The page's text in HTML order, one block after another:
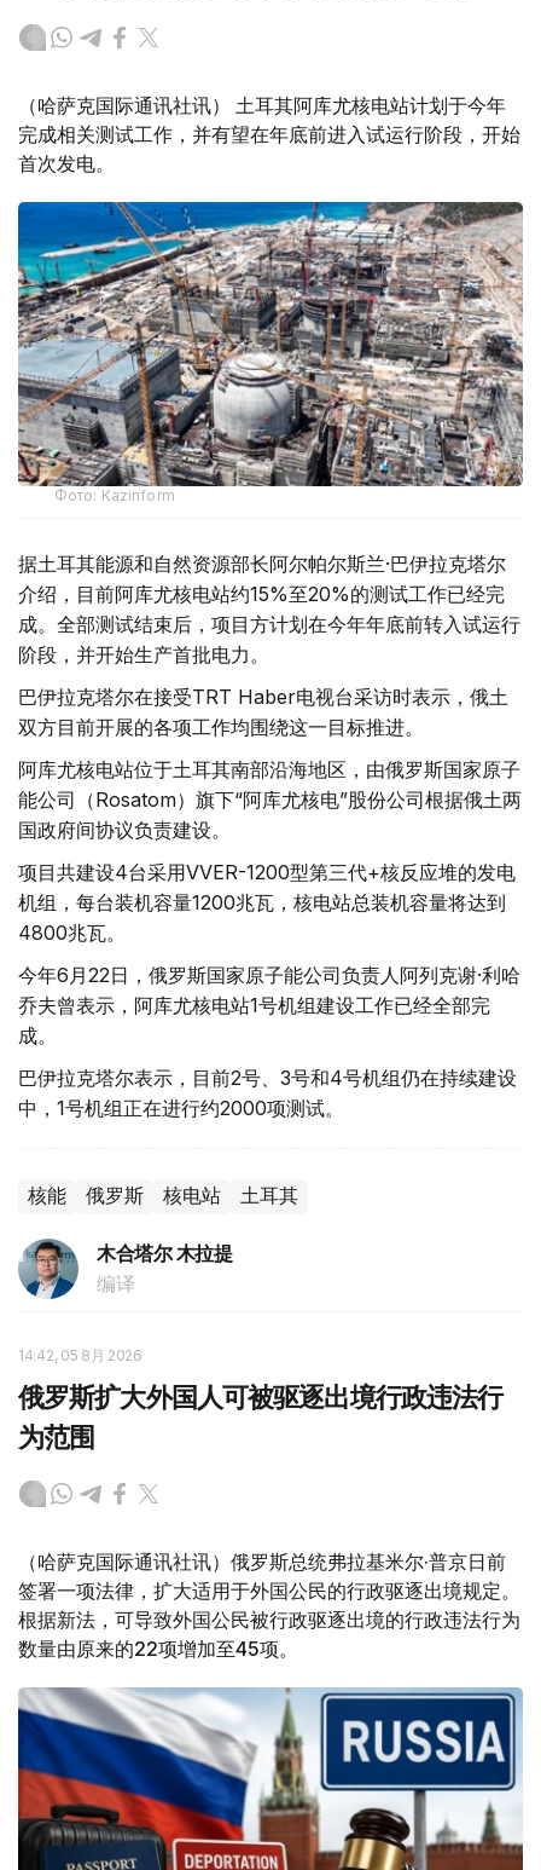
（哈萨克国际通讯社讯） 土耳其阿库尤核电站计划于今年
完成相关测试工作，并有望在年底前进入试运行阶段，开始
首次发电。
Фото: Kazinform
据土耳其能源和自然资源部长阿尔帕尔斯兰·巴伊拉克塔尔
介绍，目前阿库尤核电站约15%至20%的测试工作已经完
成。全部测试结束后，项目方计划在今年年底前转入试运行
阶段，并开始生产首批电力。
巴伊拉克塔尔在接受TRT Haber电视台采访时表示，俄土
双方目前开展的各项工作均围绕这一目标推进。
阿库尤核电站位于土耳其南部沿海地区，由俄罗斯国家原子
能公司（Rosatom）旗下“阿库尤核电”股份公司根据俄土两
国政府间协议负责建设。
项目共建设4台采用VVER-1200型第三代+核反应堆的发电
机组，每台装机容量1200兆瓦，核电站总装机容量将达到
4800兆瓦。
今年6月22日，俄罗斯国家原子能公司负责人阿列克谢·利哈
乔夫曾表示，阿库尤核电站1号机组建设工作已经全部完
成。
巴伊拉克塔尔表示，目前2号、3号和4号机组仍在持续建设
中，1号机组正在进行约2000项测试。
核能 俄罗斯 核电站 土耳其
木合塔尔 木拉提
编译
14:42, 05 8月 2026
俄罗斯扩大外国人可被驱逐出境行政违法行
为范围
（哈萨克国际通讯社讯）俄罗斯总统弗拉基米尔·普京日前
签署一项法律，扩大适用于外国公民的行政驱逐出境规定。
根据新法，可导致外国公民被行政驱逐出境的行政违法行为
数量由原来的22项增加至45项。